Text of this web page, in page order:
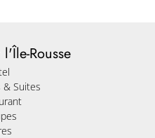
Rousse
& Suites